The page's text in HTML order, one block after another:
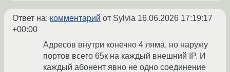
Ответ на: комментарий от Sylvia 16.06.2026 17:19:17
+00:00
Адресов внутри конечно 4 ляма, но наружу
портов всего 65к на каждый внешний IP. И
каждый абонент явно не одно соединение